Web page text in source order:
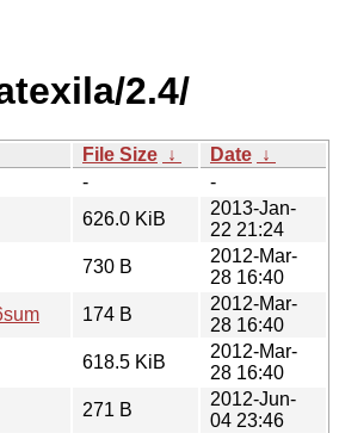
2.4/
File Size ↓ Date ↓
-
-
626.0 KiB
2013-Jan-
22 21:24
730 B
2012-Mar-
28 16:40
174 B
2012-Mar-
28 16:40
618.5 KiB
2012-Mar-
28 16:40
271 B
2012-Jun-
04 23:46